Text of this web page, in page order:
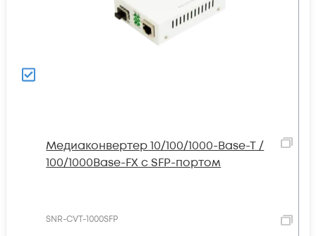
Медиаконвертер 10/100/1000-Base-T /
100/1000Base-FX с SFP-портом
SNR-CVT-1000SFP